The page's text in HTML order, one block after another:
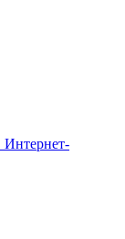
Интернет-